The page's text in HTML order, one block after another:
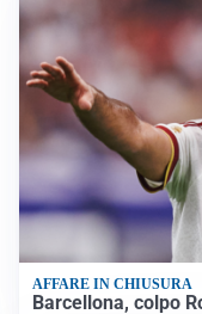
AFFARE IN CHIUSURA
Barcellona, colpo